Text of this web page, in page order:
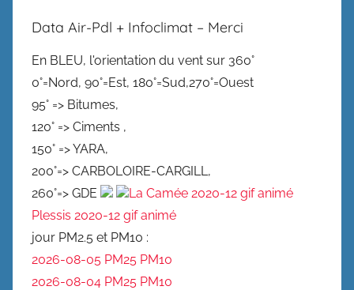
Data Air-Pdl + Infoclimat – Merci
En BLEU, l'orientation du vent sur 360°
0°=Nord, 90°=Est, 180°=Sud,270°=Ouest
95° => Bitumes,
120° => Ciments ,
150° => YARA,
200°=> CARBOLOIRE-CARGILL,
260°=> GDE
La Camée 2020-12 gif animé
Plessis 2020-12 gif animé
jour PM2.5 et PM10 :
2026-08-05 PM25 PM10
2026-08-04 PM25 PM10